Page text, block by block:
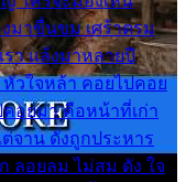
มาขื่นขม เศร้าตรม
า แล้งมาหลายปี
วใจหล้า คอยไปคอย
อยมา คือหน้าที่เก่า
จาน ดั่งถูกประหาร
ลอยลม ไม่สม ดัง ใจ